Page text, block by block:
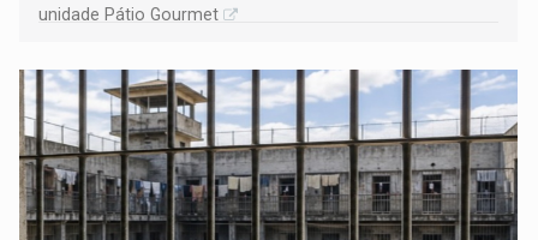
unidade Pátio Gourmet